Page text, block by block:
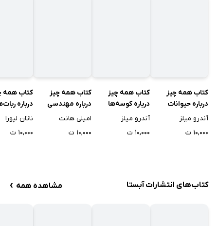
کتاب همه چیز
درباره حیوانات
آندرو میلز
۱۰,۰۰۰ ت
کتاب همه چیز
درباره کوسه‌ها
آندرو میلز
۱۰,۰۰۰ ت
کتاب همه چیز
درباره مهندسی
امیلی هانت
۱۰,۰۰۰ ت
کتاب همه
درباره
ناتان لپورا
۱۰,۰۰۰ ت
کتاب‌های انتشارات آبستا مشاهده همه ›